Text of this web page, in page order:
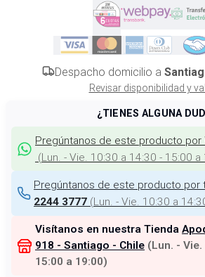
Despacho domicilio a
Revisar disponibilidad y
¿TIENES ALGUNA
Pregúntanos de este producto por
(Lun. - Vie. 10:30 a 14:30 - 15:00 a
Pregúntanos de este producto por
2244 3777 (Lun. - Vie. 10:30 a
Visítanos en nuestra Tienda
918 - Santiago - Chile (Lun. -
15:00 a 19:00)